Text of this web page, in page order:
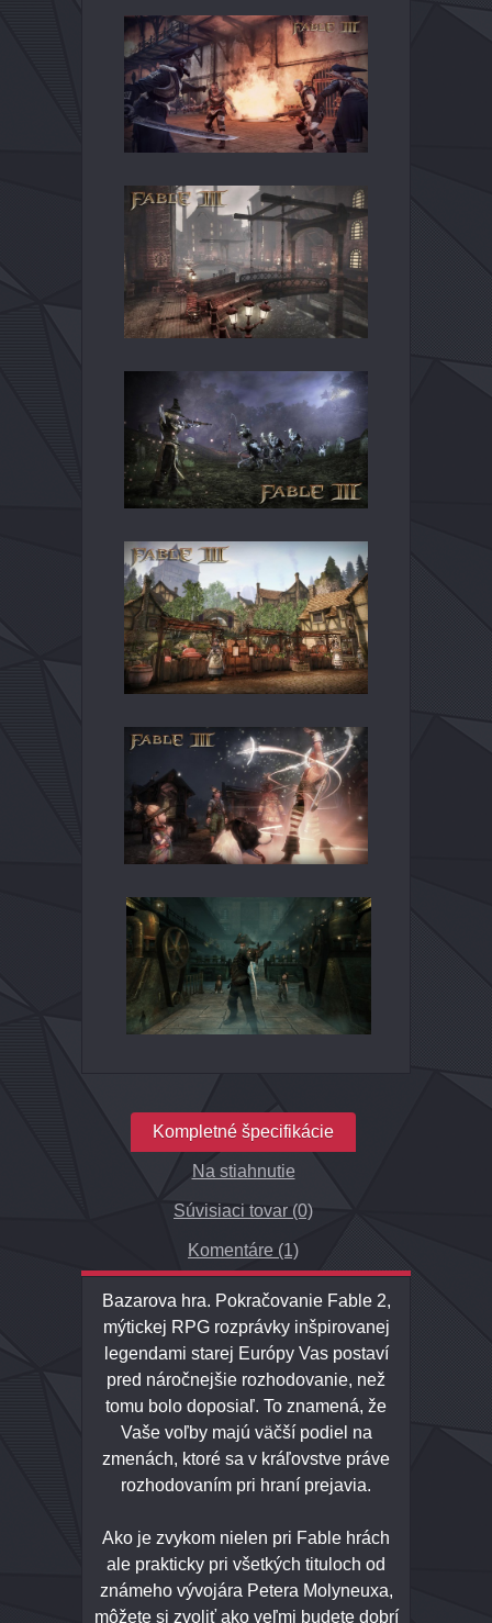
Kompletné špecifikácie
Na stiahnutie
Súvisiaci tovar (0)
Komentáre (1)
Bazarova hra. Pokračovanie Fable 2,
mýtickej RPG rozprávky inšpirovanej
legendami starej Európy Vas postaví
pred náročnejšie rozhodovanie, než
tomu bolo doposiaľ. To znamená, že
Vaše voľby majú väčší podiel na
zmenách, ktoré sa v kráľovstve práve
rozhodovaním pri hraní prejavia.
Ako je zvykom nielen pri Fable hrách
ale prakticky pri všetkých tituloch od
známeho vývojára Petera Molyneuxa,
môžete si zvoliť ako veľmi budete dobrí